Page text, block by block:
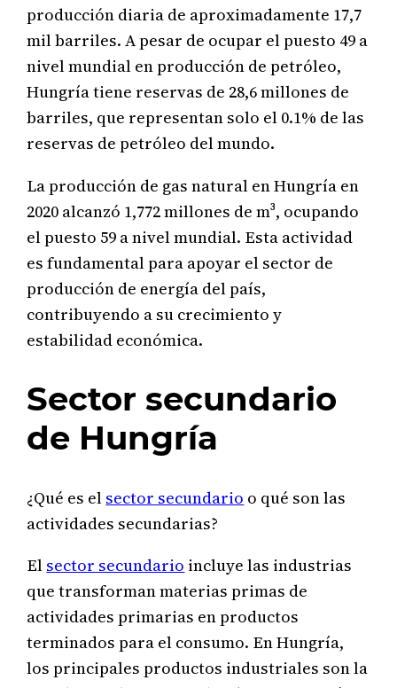
producción diaria de aproximadamente 17,7
mil barriles. A pesar de ocupar el puesto 49 a
nivel mundial en producción de petróleo,
Hungría tiene reservas de 28,6 millones de
barriles, que representan solo el 0.1% de las
reservas de petróleo del mundo.
La producción de gas natural en Hungría en
2020 alcanzó 1,772 millones de m³, ocupando
el puesto 59 a nivel mundial. Esta actividad
es fundamental para apoyar el sector de
producción de energía del país,
contribuyendo a su crecimiento y
estabilidad económica.
Sector secundario
de Hungría
¿Qué es el sector secundario o qué son las
actividades secundarias?
El sector secundario incluye las industrias
que transforman materias primas de
actividades primarias en productos
terminados para el consumo. En Hungría,
los principales productos industriales son la